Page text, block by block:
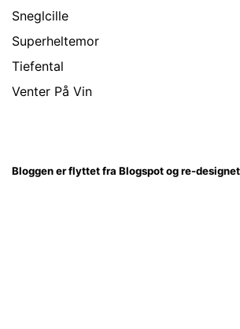
Sneglcille
Superheltemor
Tiefental
Venter På Vin
Bloggen er flyttet fra Blogspot og re-